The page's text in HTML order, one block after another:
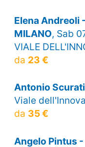
Elena Andreoli
MILANO, Sab
VIALE
da 23 €
Antonio
Viale
da 35 €
Angelo Pintus